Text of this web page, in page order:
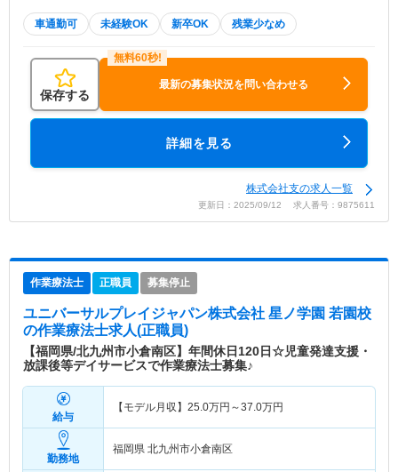
車通勤可 未経験OK 新卒OK 残業少なめ
保存する
最新の募集状況を問い合わせる
詳細を見る
株式会社支の求人一覧
更新日：2025/09/12 求人番号：9875611
作業療法士 正職員 募集停止
ユニバーサルプレイジャパン株式会社 星ノ学園 若園校
の作業療法士求人(正職員)
【福岡県/北九州市小倉南区】年間休日120日☆児童発達支援・
放課後等デイサービスで作業療法士募集♪
給与
【モデル月収】 25.0万円～37.0万円
勤務地
福岡県 北九州市小倉南区